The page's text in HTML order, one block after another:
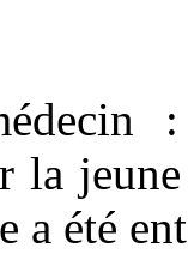
la
a été